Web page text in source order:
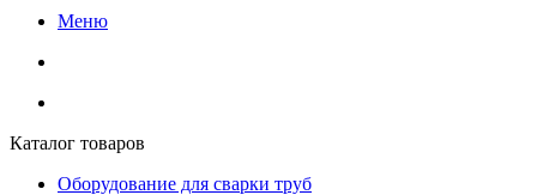
Меню
Каталог товаров
Оборудование для сварки труб